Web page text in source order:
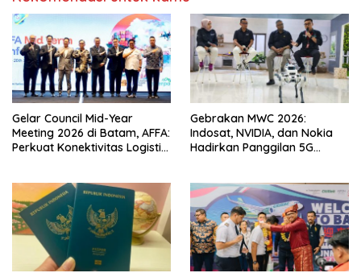
Gelar Council Mid-Year
Meeting 2026 di Batam, AFFA:
Perkuat Konektivitas Logistik
Gebrakan MWC 2026:
Indosat, NVIDIA, dan Nokia
Hadirkan Panggilan 5G